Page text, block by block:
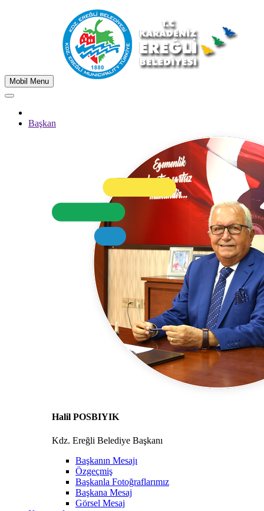
Mobil Menu
Başkan
Halil POSBIYIK
Kdz. Ereğli Belediye Başkanı
Başkanın Mesajı
Özgeçmiş
Başkanla Fotoğraflarımız
Başkana Mesaj
Görsel Mesaj